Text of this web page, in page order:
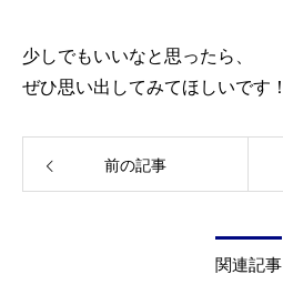
少しでもいいなと思ったら、
ぜひ思い出してみてほしいです！
前の記事
関連記事